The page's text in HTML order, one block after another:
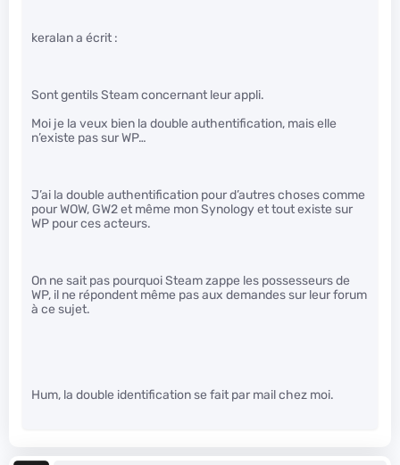
keralan a écrit :
Sont gentils Steam concernant leur appli.
Moi je la veux bien la double authentification, mais elle
n’existe pas sur WP…
J’ai la double authentification pour d’autres choses comme
pour WOW, GW2 et même mon Synology et tout existe sur
WP pour ces acteurs.
On ne sait pas pourquoi Steam zappe les possesseurs de
WP, il ne répondent même pas aux demandes sur leur forum
à ce sujet.
Hum, la double identification se fait par mail chez moi.